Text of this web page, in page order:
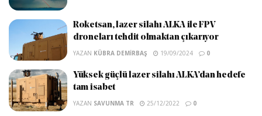
Roketsan, lazer silahı ALKA ile FPV
droneları tehdit olmaktan çıkarıyor
YAZAN KÜBRA DEMIRBAŞ 19/09/2024 0
Yüksek güçlü lazer silahı ALKA’dan hedefe
tam isabet
YAZAN SAVUNMA TR 25/12/2022 0